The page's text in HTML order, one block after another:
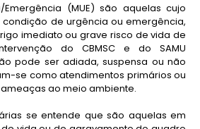
(MUE) são aquelas cujo
de urgência ou emergência,
imediato ou grave risco de vida de
do CBMSC e do SAMU
pode ser adiada, suspensa ou não
se como atendimentos primários ou
ao meio ambiente.
se entende que são aquelas em